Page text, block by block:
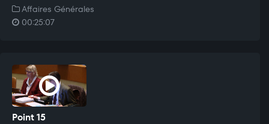
Affaires Générales
00:25:07
Point 15